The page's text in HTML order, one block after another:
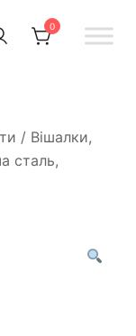
0
/ Вішалки,
сталь,